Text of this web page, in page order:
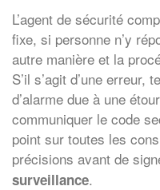
L’agent de sécurité
fixe, si personne n’y
autre manière et la
S’il s’agit d’une erreur,
d’alarme due à une
communiquer le code
point sur toutes les
précisions avant de
surveillance.
✕
vos